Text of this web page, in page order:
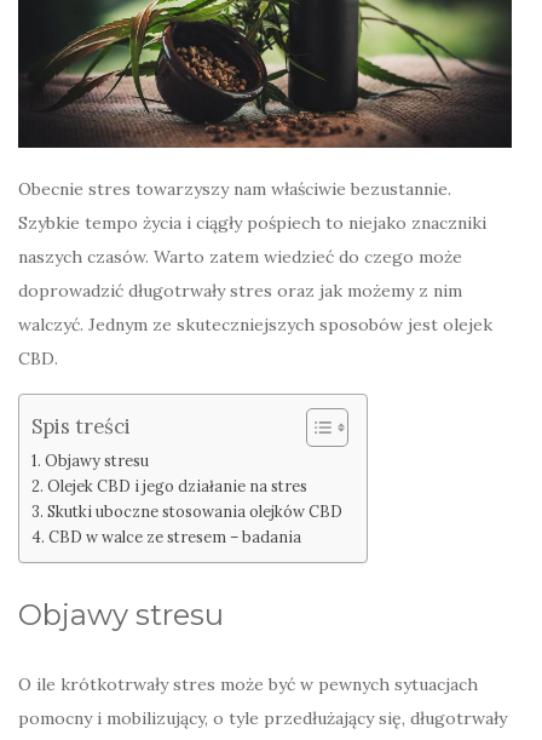
Obecnie stres towarzyszy nam właściwie bezustannie.
Szybkie tempo życia i ciągły pośpiech to niejako znaczniki
naszych czasów. Warto zatem wiedzieć do czego może
doprowadzić długotrwały stres oraz jak możemy z nim
walczyć. Jednym ze skuteczniejszych sposobów jest olejek
CBD.
Spis treści
Objawy stresu
Olejek CBD i jego działanie na stres
Skutki uboczne stosowania olejków CBD
CBD w walce ze stresem – badania
Objawy stresu
O ile krótkotrwały stres może być w pewnych sytuacjach
pomocny i mobilizujący, o tyle przedłużający się, długotrwały